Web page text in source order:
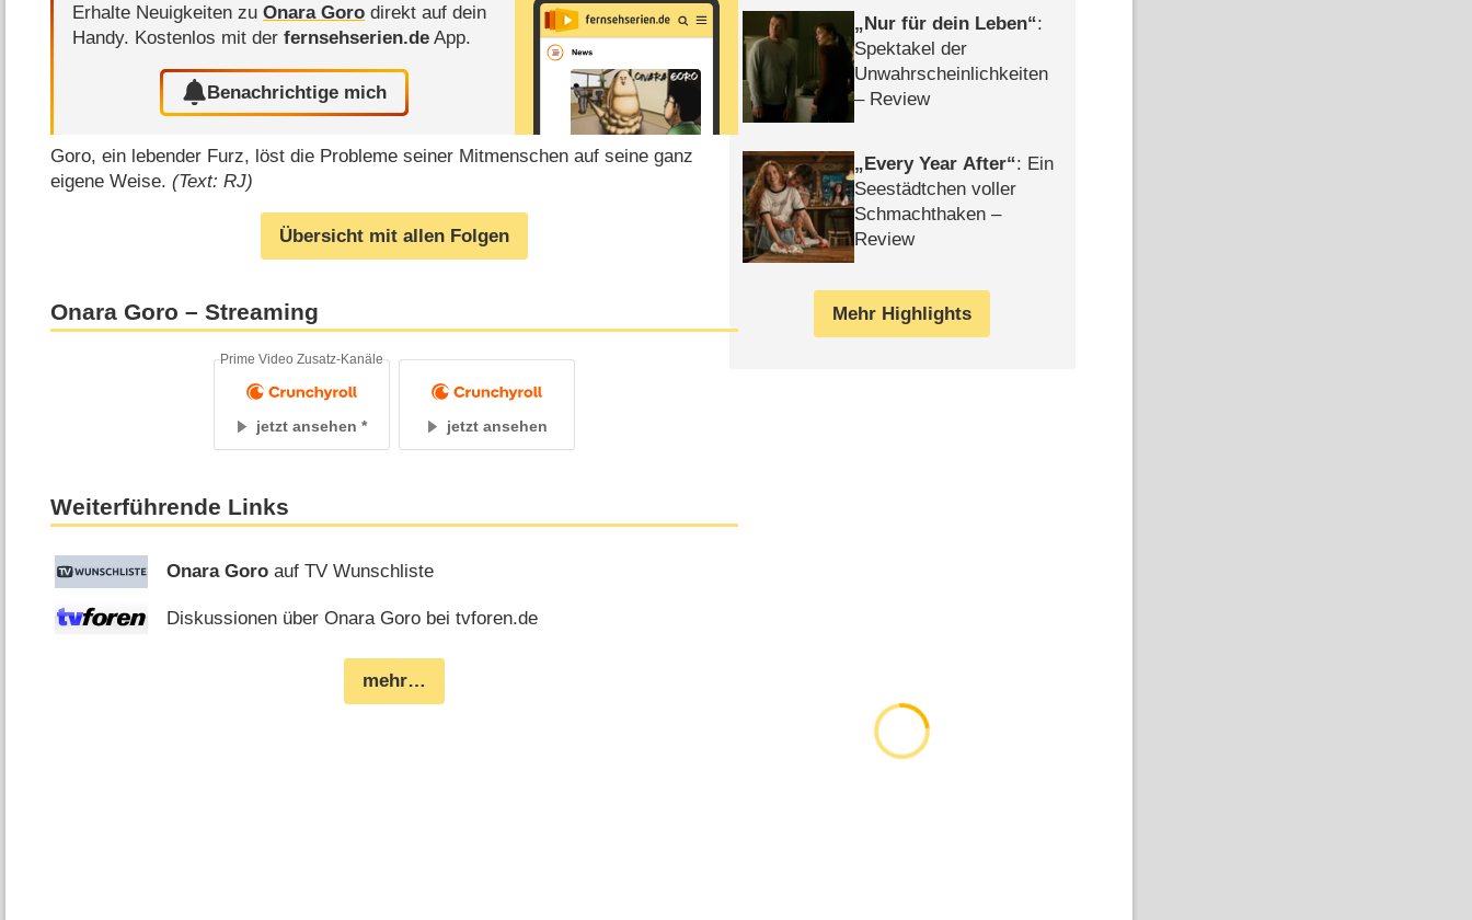
Erhalte Neuigkeiten zuOnara Goro direkt auf dein
Handy. Kostenlos mit derfernsehserien.de App.
Benachrichtige mich
Goro, ein lebender Furz, löst die Probleme seiner Mitmenschen auf seine ganz
eigene Weise.(Text: RJ)
Übersicht mit allen Folgen
Onara Goro – Streaming
jetzt ansehen
Prime Video Zusatz-Kanäle
jetzt ansehen
Weiterführende Links
Onara Goro auf TV Wunschliste
Diskussionen über Onara Goro bei tvforen.de
mehr…
Nur für dein Leben :
Spektakel der
Unwahrscheinlichkeiten
– Review
Every Year After : Ein
Seestädtchen voller
Schmachthaken –
Review
Mehr Highlights